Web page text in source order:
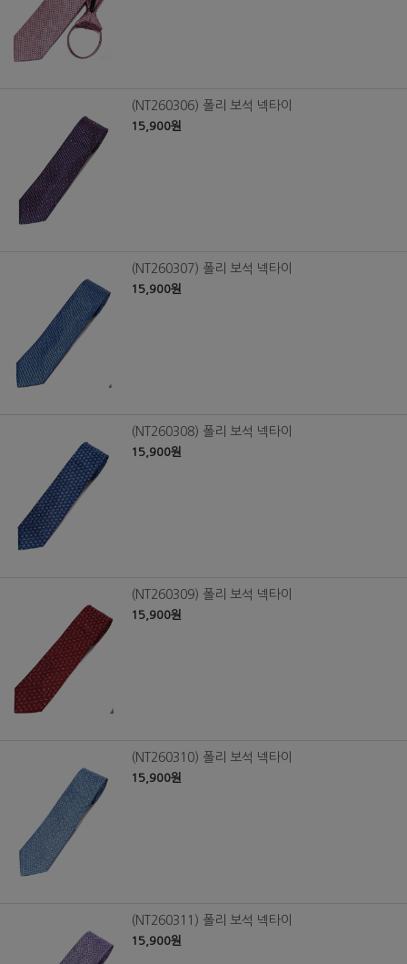
(NT260306) 폴리 보석 넥타이
15,900원
(NT260307) 폴리 보석 넥타이
15,900원
(NT260308) 폴리 보석 넥타이
15,900원
(NT260309) 폴리 보석 넥타이
15,900원
(NT260310) 폴리 보석 넥타이
15,900원
(NT260311) 폴리 보석 넥타이
15,900원